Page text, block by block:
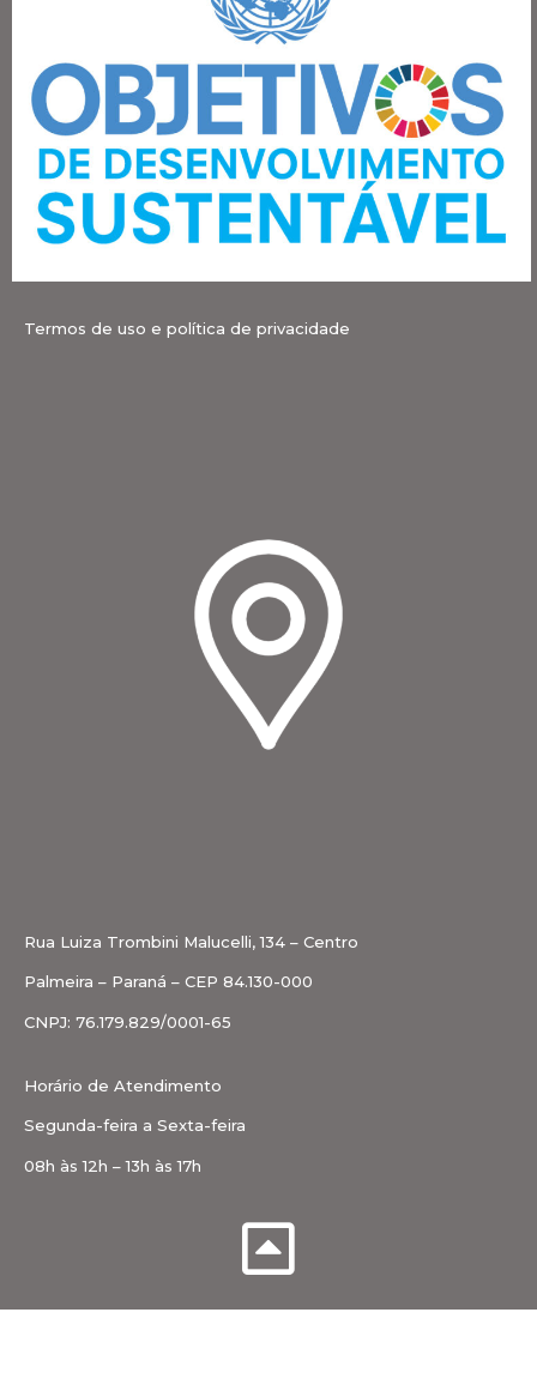
Termos de uso e política de privacidade
Rua Luiza Trombini Malucelli, 134 – Centro
Palmeira – Paraná – CEP 84.130-000
CNPJ: 76.179.829/0001-65
Horário de Atendimento
Segunda-feira a Sexta-feira
08h às 12h – 13h às 17h